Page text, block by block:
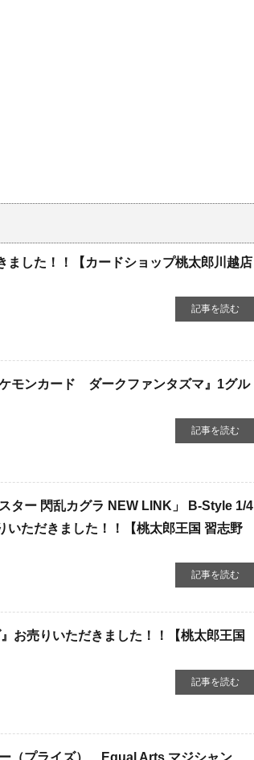
した！！【カードショップ桃太郎川越店
記事を読む
モンカード ダークファンタズマ』1グル
記事を読む
ター ​閃乱カグラ ​NEW ​LINK」 ​B-Style ​1/4
いただきました！！【桃太郎王国 習志野
記事を読む
お売りいただきました！！【桃太郎王国
記事を読む
（プライズ） Equal Arts マジシャン